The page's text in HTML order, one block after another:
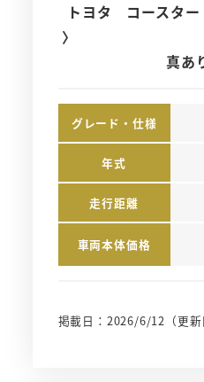
トヨタ コースタ
〉 【 車内
真あ
グレード・仕様
年式
走行距離
車両本体価格
掲載日：2026/6/12 （更